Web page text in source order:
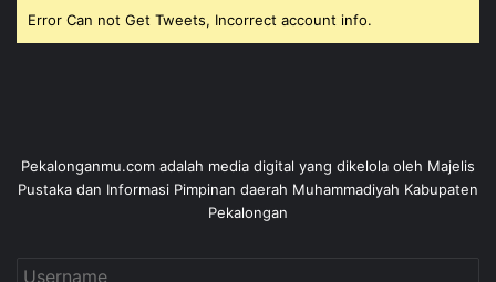
Error Can not Get Tweets, Incorrect account info.
Pekalonganmu.com adalah media digital yang dikelola oleh Majelis
Pustaka dan Informasi Pimpinan daerah Muhammadiyah Kabupaten
Pekalongan